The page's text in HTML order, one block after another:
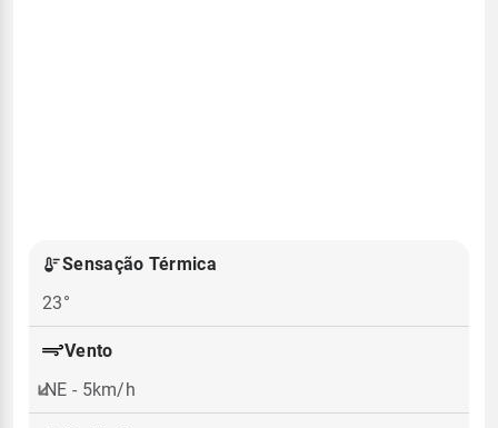
Sensação Térmica
23°
Vento
NE - 5km/h